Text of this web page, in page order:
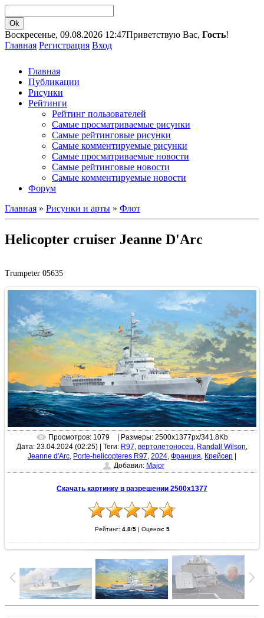
Воскресенье, 09.08.2026 12:47Приветствую Вас, Гость!
Главная Регистрация Вход
Главная
Публикации
Рисунки
Рейтинги
Рейтинг пользователей
Самые просматриваемые рисунки
Самые рейтинговые рисунки
Самые комментируемые рисунки
Самые просматриваемые новости
Самые рейтинговые новости
Самые комментируемые новости
Форум
Главная » Рисунки и арты » Флот
Helicopter cruiser Jeanne D'Arc
Trumpeter 05635
Просмотров: 1079
| Размеры: 2500x1377px/341.8Kb
Дата: 23.04.2024 (02:25)
Теги: R97, вертолетоносец, Randall Wilson,
Jeanne d'Arc, Porte-helicopteres R97, 2024, Франция, Крейсер
Добавил: Major
Скачать картинку в разрешении 2500x1377
Рейтинг: 4.8/5| Оценок: 5